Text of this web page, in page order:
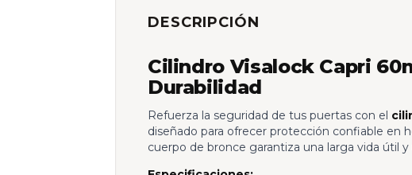
DESCRIPCIÓN
Cilindro Visalock Capri
Durabilidad
Refuerza la seguridad de tus puertas con el
diseñado para ofrecer protección confiable en
cuerpo de bronce garantiza una larga vida útil